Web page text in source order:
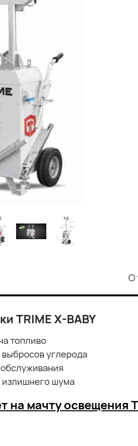
О
TRIME X-BABY
топливо
углерода
излишнего шума
на мачту освещения